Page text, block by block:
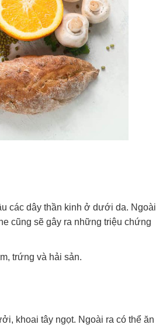
các dây thần kinh ở dưới da. Ngoài
cũng sẽ gây ra những triệu chứng
trứng và hải sản.
khoai tây ngọt. Ngoài ra có thể ăn